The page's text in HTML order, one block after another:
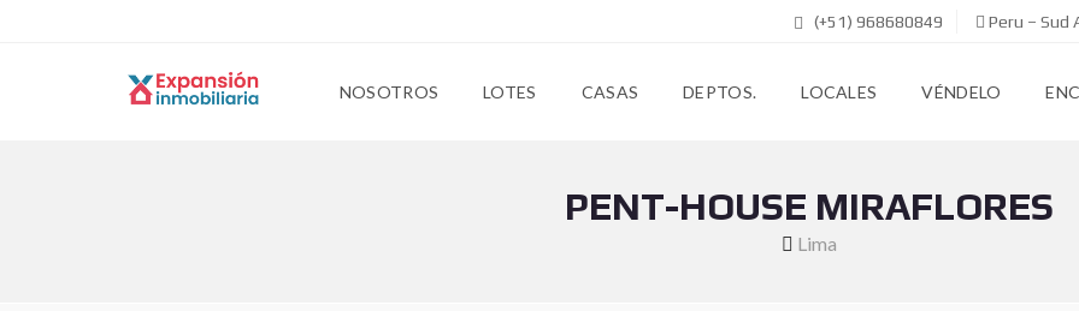
(+51) 968680849 Peru – Sud
NOSOTROS LOTES CASAS DEPTOS. LOCALES VÉNDELO
PENT-HOUSE MIRAFLORES
Lima